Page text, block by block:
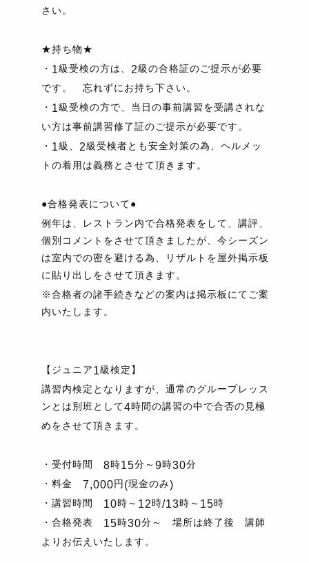
さい。
★持ち物★
・ 1級受検の方は、 2級の合格証のご提示が必要
です。 忘れずにお持ち下さい。
・ 1級受検の方で、当日の事前講習を受講されな
い方は事前講習修了証のご提示が必要です。
・ 1級、 2級受検者とも安全対策の為、ヘルメッ
トの着用は義務とさせて頂きます。
●合格発表について●
例年は、レストラン内で合格発表をして、講評、
個別コメントをさせて頂きましたが、今シーズン
は室内での密を避ける為、リザルトを屋外掲示板
に貼り出しをさせて頂きます。
※合格者の諸手続きなどの案内は掲示板にてご案
内いたします。
【ジュニア1級検定】
講習内検定となりますが、通常のグループレッス
ンとは別班として4時間の講習の中で合否の見極
めをさせて頂きます。
・受付時間8時15分～9時30分
・料金7,000円 (現金のみ)
・講習時間 10時～ 12時/13時～ 15時
・合格発表 15時30分～ 場所は終了後 講師
よりお伝えいたします。